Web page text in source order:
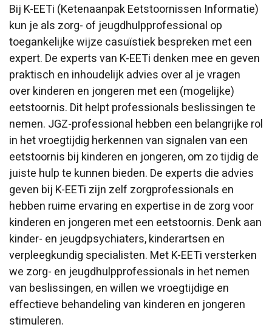
Bij K-EETi (Ketenaanpak Eetstoornissen Informatie)
kun je als zorg- of jeugdhulpprofessional op
toegankelijke wijze casuïstiek bespreken met een
expert. De experts van K-EETi denken mee en geven
praktisch en inhoudelijk advies over al je vragen
over kinderen en jongeren met een (mogelijke)
eetstoornis. Dit helpt professionals beslissingen te
nemen. JGZ-professional hebben een belangrijke rol
in het vroegtijdig herkennen van signalen van een
eetstoornis bij kinderen en jongeren, om zo tijdig de
juiste hulp te kunnen bieden. De experts die advies
geven bij K-EETi zijn zelf zorgprofessionals en
hebben ruime ervaring en expertise in de zorg voor
kinderen en jongeren met een eetstoornis. Denk aan
kinder- en jeugdpsychiaters, kinderartsen en
verpleegkundig specialisten. Met K-EETi versterken
we zorg- en jeugdhulpprofessionals in het nemen
van beslissingen, en willen we vroegtijdige en
effectieve behandeling van kinderen en jongeren
stimuleren.